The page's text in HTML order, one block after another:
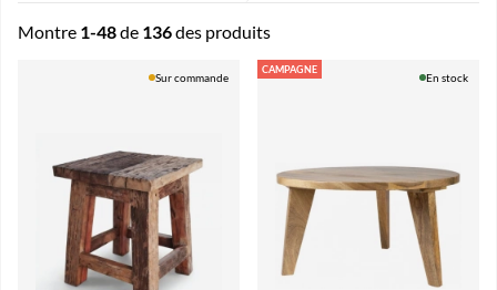
Montre 1-48de 136des produits
Sur commande
CAMPAGNE
En stock